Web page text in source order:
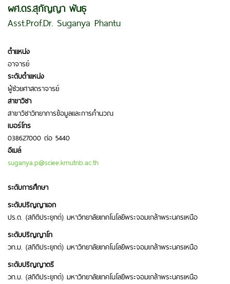
ผศ.ดร.สุกัญญา พันธุ
Asst.Prof.Dr. Suganya Phantu
ตำแหน่ง
อาจารย์
ระดับตำแหน่ง
ผู้ช่วยศาสตราจารย์
สาขาวิชา
สาขาวิชาวิทยาการข้อมูลและการคำนวณ
เบอร์โทร
038627000 ต่อ 5440
อีเมล์
suganya.p@sciee.kmutnb.ac.th
ระดับการศึกษา
ระดับปริญญาเอก
ปร.ด. (สถิติประยุกต์) มหาวิทยาลัยเทคโนโลยีพระจอมเกล้าพระนครเหนือ
ระดับปริญญาโท
วท.ม. (สถิติประยุกต์) มหาวิทยาลัยเทคโนโลยีพระจอมเกล้าพระนครเหนือ
ระดับปริญญาตรี
วท.บ. (สถิติประยุกต์) มหาวิทยาลัยเทคโนโลยีพระจอมเกล้าพระนครเหนือ